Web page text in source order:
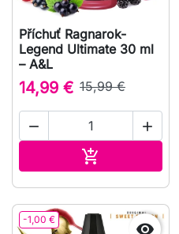
Příchuť Ragnarok-
Legend Ultimate 30 ml
– A&L
14,99 € 15,99 €
 

-1,00 € 